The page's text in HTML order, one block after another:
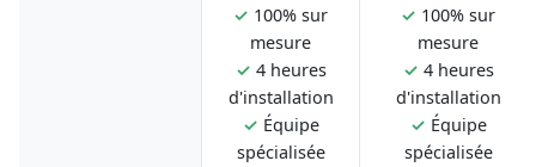
✓ 100% sur
mesure
✓ 4 heures
d'installation
✓ Équipe
spécialisée
✓ 100% sur
mesure
✓ 4 heures
d'installation
✓ Équipe
spécialisée